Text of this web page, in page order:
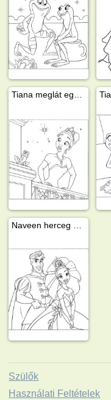
Szülők
Használati Feltételek